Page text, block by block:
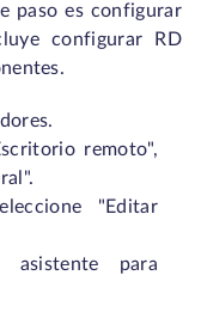
paso es configurar
configurar RD
remoto",
"Editar
asistente para